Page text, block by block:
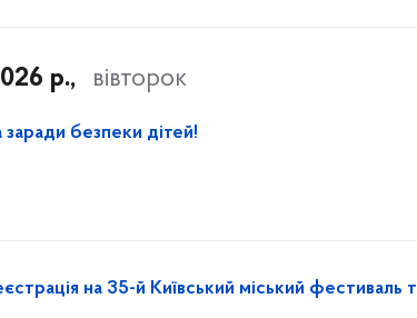
р., вівторок
безпеки дітей!
на 35-й Київський міський